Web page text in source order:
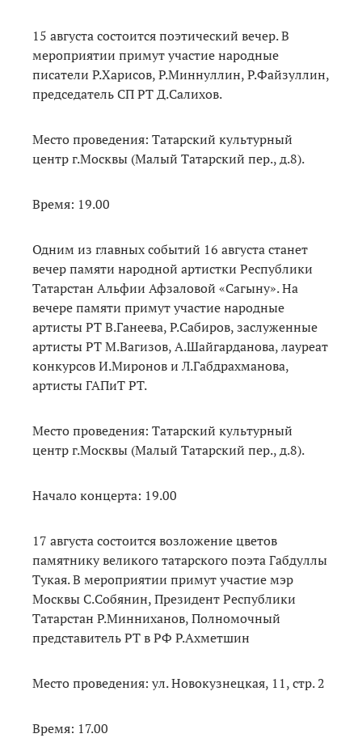
15 августа состоится поэтический вечер. В
мероприятии примут участие народные
писатели Р.Харисов, Р.Миннуллин, Р.Файзуллин,
председатель СП РТ Д.Салихов.
Место проведения: Татарский культурный
центр г.Москвы (Малый Татарский пер., д.8).
Время: 19.00
Одним из главных событий 16 августа станет
вечер памяти народной артистки Республики
Татарстан Альфии Афзаловой «Сагыну». На
вечере памяти примут участие народные
артисты РТ В.Ганеева, Р.Сабиров, заслуженные
артисты РТ М.Вагизов, А.Шайгарданова, лауреат
конкурсов И.Миронов и Л.Габдрахманова,
артисты ГАПиТ РТ.
Место проведения: Татарский культурный
центр г.Москвы (Малый Татарский пер., д.8).
Начало концерта: 19.00
17 августа состоится возложение цветов
памятнику великого татарского поэта Габдуллы
Тукая. В мероприятии примут участие мэр
Москвы С.Собянин, Президент Республики
Татарстан Р.Минниханов, Полномочный
представитель РТ в РФ Р.Ахметшин
Место проведения: ул. Новокузнецкая, 11, стр. 2
Время: 17.00